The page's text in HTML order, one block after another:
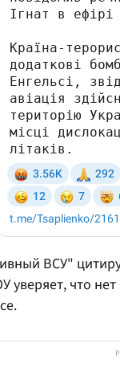
ВСУ"
уверяет, что